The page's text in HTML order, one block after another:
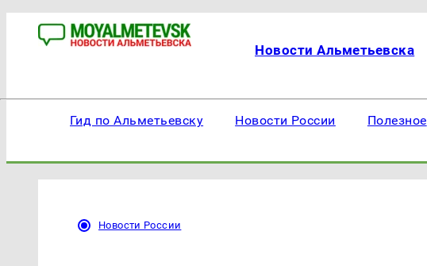
Новости Альметьевска
Гид по Альметьевску Новости России Полезное
Новости России